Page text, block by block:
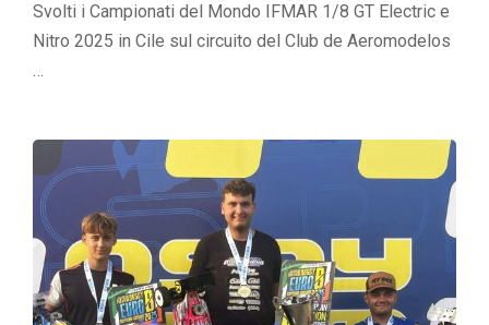
Svolti i Campionati del Mondo IFMAR 1/8 GT Electric e
Nitro 2025 in Cile sul circuito del Club de Aeromodelos
…